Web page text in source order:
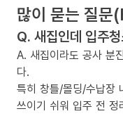
많이 묻는 질문
Q. 새집인데 입주
A. 새집이라도 공사 분
다.
특히 창틀/몰딩/수납장
쓰이기 쉬워 입주 전 정